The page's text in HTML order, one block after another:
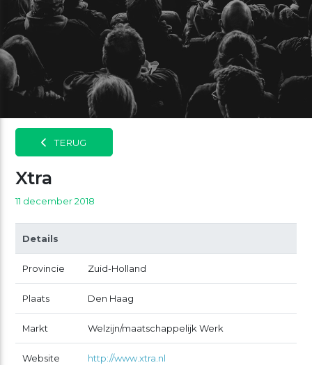
TERUG
Xtra
11 december 2018
Details
Provincie Zuid-Holland
Plaats Den Haag
Markt Welzijn/maatschappelijk Werk
Website http://www.xtra.nl